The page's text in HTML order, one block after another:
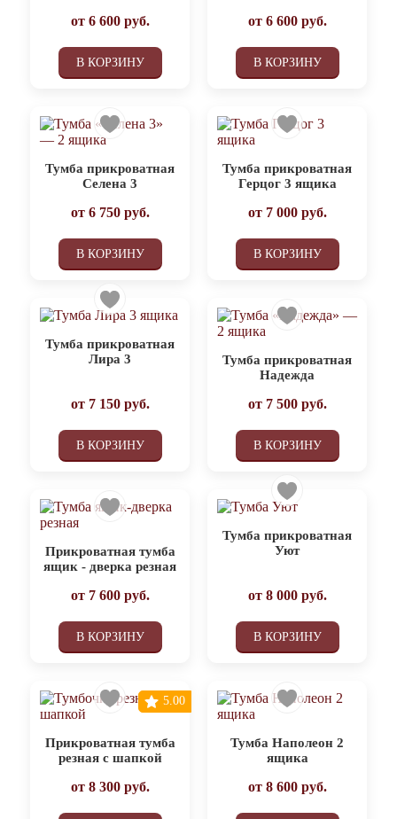
от 6 600руб.
В КОРЗИНУ
от 6 600руб.
В КОРЗИНУ
Тумба прикроватная
Селена 3
от 6 750руб.
В КОРЗИНУ
Тумба прикроватная
Герцог 3 ящика
от 7 000руб.
В КОРЗИНУ
Тумба прикроватная
Лира 3
от 7 150руб.
В КОРЗИНУ
Тумба прикроватная
Надежда
от 7 500руб.
В КОРЗИНУ
Прикроватная тумба
ящик - дверка резная
от 7 600руб.
В КОРЗИНУ
Тумба прикроватная
Уют
от 8 000руб.
В КОРЗИНУ
Прикроватная тумба
резная с шапкой
от 8 300руб.
5.00
Тумба Наполеон 2
ящика
от 8 600руб.